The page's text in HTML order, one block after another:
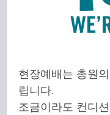
현장예배는 총원
립니다.
조금이라도 컨디